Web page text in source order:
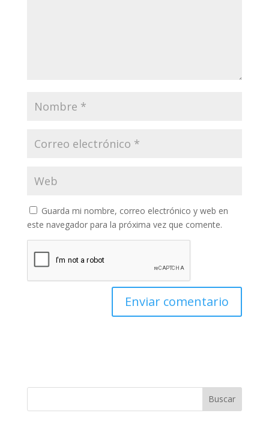
Guarda mi nombre, correo electrónico y web en
este navegador para la próxima vez que comente.
Buscar